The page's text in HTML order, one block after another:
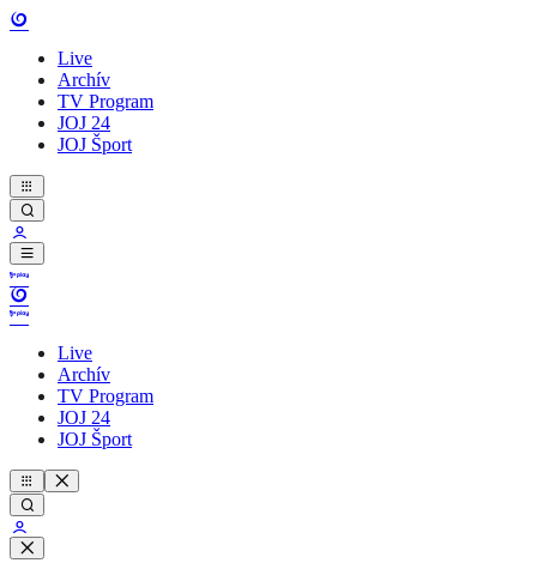
Live
Archív
TV Program
JOJ 24
JOJ Šport
Live
Archív
TV Program
JOJ 24
JOJ Šport